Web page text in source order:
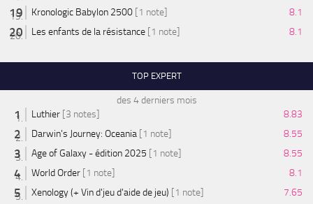
Kronologic Babylon 2500 [1 note]
8.1
Les enfants de la résistance [1 note] 8.1
TOP EXPERT
des 4 derniers mois
Luthier [3 notes]
8.83
Darwin's Journey: Oceania [1 note]
8.55
Age of Galaxy - édition 2025 [1 note]
8.55
World Order [1 note]
8.1
Xenology (+ Vin d'jeu d'aide de jeu) [1 note]
7.65